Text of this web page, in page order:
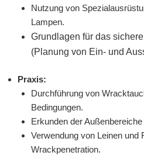
Nutzung von
Lampen.
Grundlagen für das
(Planung von Ein- und
Praxis:
Durchführung von
Bedingungen.
Erkunden der
Verwendung von Leinen und
Wrackpenetration.